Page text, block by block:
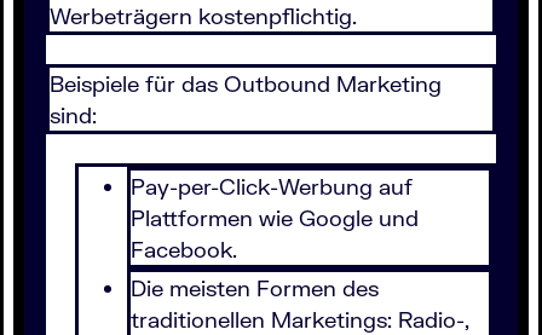
Werbeträgern kostenpflichtig.
Beispiele für das Outbound Marketing
sind:
Pay-per-Click-Werbung auf
Plattformen wie Google und
Facebook.
Die meisten Formen des
traditionellen Marketings: Radio-,